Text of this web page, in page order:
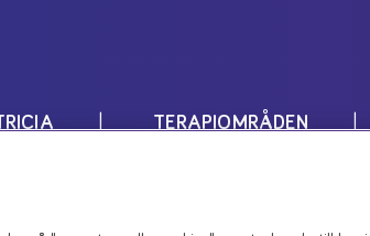
TERAPIOMRÅDEN
produkter är livsmedel för